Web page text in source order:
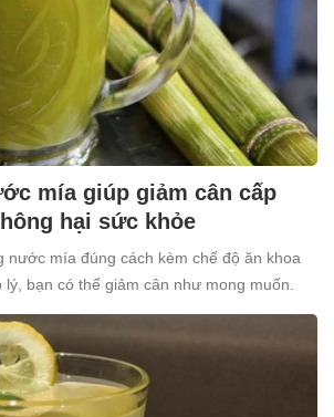
mía giúp giảm cân cấp
hại sức khỏe
nước mía đúng cách kèm chế độ ăn khoa
bạn có thể giảm cân như mong muốn.